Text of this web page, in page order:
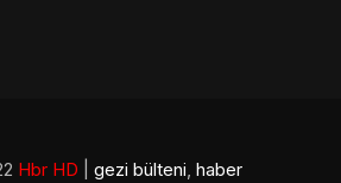
Hbr HD gezi bülteni, haber